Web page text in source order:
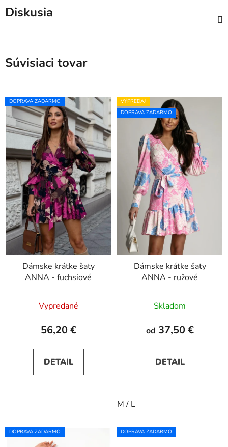
Diskusia
Súvisiaci tovar
DOPRAVA ZADARMO
Dámske krátke šaty
ANNA - fuchsiové
Vypredané
56,20 €
DETAIL
VÝPREDAJ
DOPRAVA ZADARMO
Dámske krátke šaty
ANNA - ružové
Skladom
od 37,50 €
DETAIL
M / L
DOPRAVA ZADARMO DOPRAVA ZADARMO